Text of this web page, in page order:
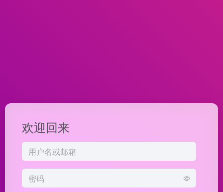
欢迎回来